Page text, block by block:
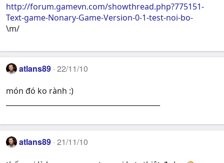
http://forum.gamevn.com/showthread.php?775151-
Text-game-Nonary-Game-Version-0-1-test-noi-bo-
\m/
atlans89 22/11/10
món đó ko rành :)
atlans89 21/11/10